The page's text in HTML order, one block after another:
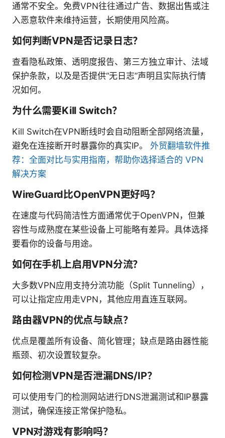
通常不安全。免费VPN往往通过广告、数据出售或注
入恶意软件来维持运营，长期使用风险高。
如何判断VPN是否记录日志？
查看隐私政策、透明度报告、第三方独立审计、法域
保护条款，以及是否提供“无日志”声明且实际执行情
况如何。
为什么需要Kill Switch？
Kill Switch在VPN断线时会自动阻断全部网络流量，
避免在连接断开时暴露你的真实IP。 外贸翻墙软件推
荐：全面对比与实用指南，帮助你选择适合的 VPN
解决方案
WireGuard比OpenVPN更好吗？
在速度与代码简洁性方面通常优于OpenVPN，但兼
容性与成熟度在某些设备上可能略有差异。具体选择
要看你的设备与用途。
如何在手机上启用VPN分流？
大多数VPN应用支持分流功能（Split Tunneling），
可以让指定应用走VPN，其他应用直连互联网。
路由器VPN的优点与缺点？
优点是覆盖所有设备、简化管理；缺点是路由器性能
瓶颈、初次设置较复杂。
如何检测VPN是否泄漏DNS/IP？
可以使用专门的检测网站进行DNS泄漏测试和IP暴露
测试，确保连接正常保护隐私。
VPN对游戏有影响吗？